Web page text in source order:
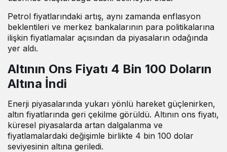
Petrol fiyatlarındaki artış, aynı zamanda enflasyon
beklentileri ve merkez bankalarının para politikalarına
ilişkin fiyatlamalar açısından da piyasaların odağında
yer aldı.
Altının Ons Fiyatı 4 Bin 100 Doların
Altına İndi
Enerji piyasalarında yukarı yönlü hareket güçlenirken,
altın fiyatlarında geri çekilme görüldü. Altının ons fiyatı,
küresel piyasalarda artan dalgalanma ve
fiyatlamalardaki değişimle birlikte 4 bin 100 dolar
seviyesinin altına geriledi.